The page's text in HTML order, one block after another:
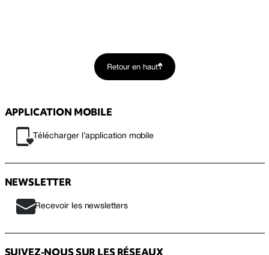
Retour en haut
APPLICATION MOBILE
Télécharger l’application mobile
NEWSLETTER
Recevoir les newsletters
SUIVEZ-NOUS SUR LES RÉSEAUX